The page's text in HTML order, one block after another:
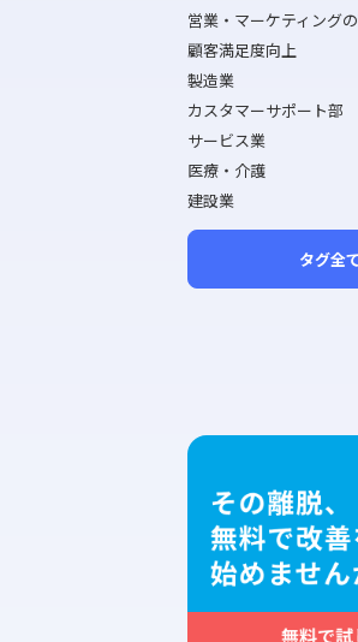
営業・マーケティング
顧客満足度向上
製造業
カスタマーサポート部
サービス業
医療・介護
建設業
タグ全